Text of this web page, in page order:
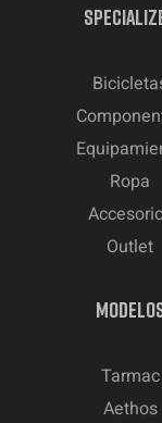
Ropa
Outlet
Tarmac
Aethos